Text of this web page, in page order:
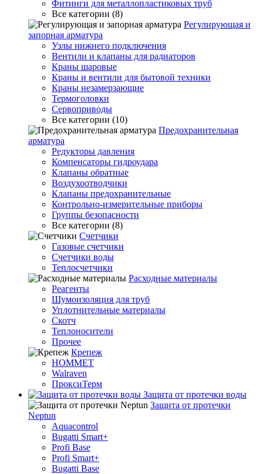
Фитинги для металлопластиковых труб
Все категории (8)
Регулирующая и
запорная арматура
Узлы нижнего подключения
Вентили и клапаны для радиаторов
Краны шаровые
Краны и вентили для бытовой техники
Краны незамерзающие
Термоголовки
Сервоприводы
Все категории (10)
Предохранительная
арматура
Редукторы давления
Компенсаторы гидроудара
Клапаны обратные
Воздухоотводчики
Клапаны предохранительные
Контрольно-измерительные приборы
Группы безопасности
Все категории (8)
Счетчики
Газовые счетчики
Счетчики воды
Теплосчетчики
Расходные материалы
Реагенты
Шумоизоляция для труб
Уплотнительные материалы
Скотч
Теплоносители
Прочее
Крепеж
HOMMET
Walraven
ПроксиТерм
Защита от протечки воды
Защита от протечки
Neptun
Aquacontrol
Bugatti Smart+
Profi Base
Profi Smart+
Bugatti Base